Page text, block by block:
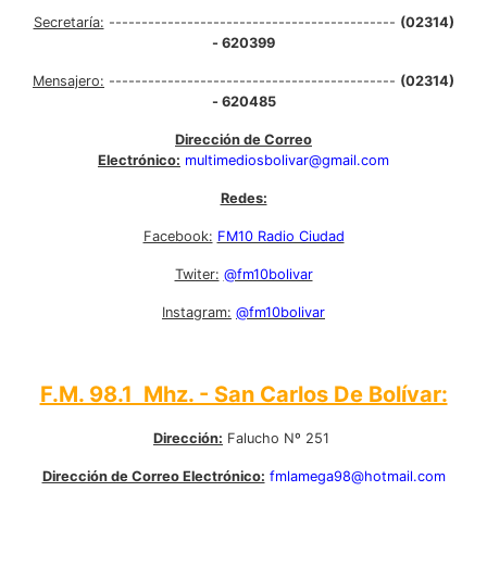
Secretaría: -------------------------------------------- (02314)
- 620399
Mensajero: -------------------------------------------- (02314)
- 620485
Dirección de Correo
Electrónico: multimediosbolivar@gmail.com
Redes:
Facebook: FM10 Radio Ciudad
Twiter: @fm10bolivar
Instagram: @fm10bolivar
F.M. 98.1 Mhz. - San Carlos De Bolívar:
Dirección: Falucho Nº 251
Dirección de Correo Electrónico: fmlamega98@hotmail.com